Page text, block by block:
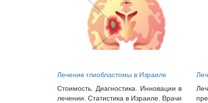
Лечение глиобластомы в Израиле
Стоимость. Диагностика. Инновации в
лечении. Статистика в Израиле. Врачи